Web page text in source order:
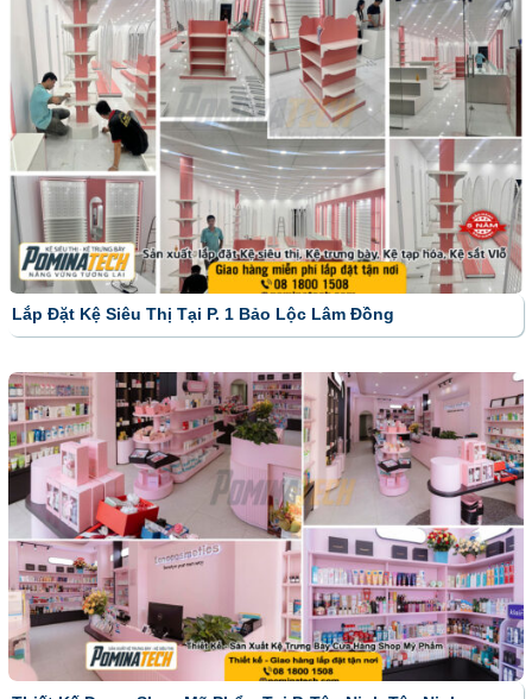
Lắp Đặt Kệ Siêu Thị Tại P. 1 Bảo Lộc Lâm Đồng